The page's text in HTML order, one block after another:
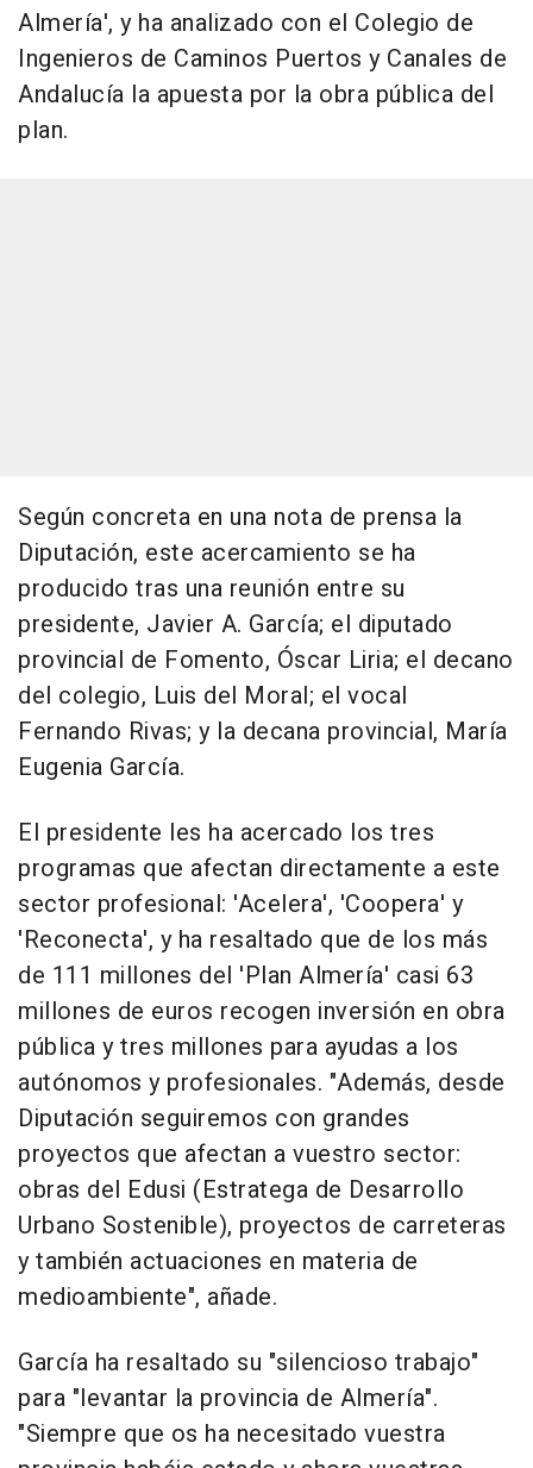
Almería', y ha analizado con el Colegio de
Ingenieros de Caminos Puertos y Canales de
Andalucía la apuesta por la obra pública del
plan.
Según concreta en una nota de prensa la
Diputación, este acercamiento se ha
producido tras una reunión entre su
presidente, Javier A. García; el diputado
provincial de Fomento, Óscar Liria; el decano
del colegio, Luis del Moral; el vocal
Fernando Rivas; y la decana provincial, María
Eugenia García.
El presidente les ha acercado los tres
programas que afectan directamente a este
sector profesional: 'Acelera', 'Coopera' y
'Reconecta', y ha resaltado que de los más
de 111 millones del 'Plan Almería' casi 63
millones de euros recogen inversión en obra
pública y tres millones para ayudas a los
autónomos y profesionales. "Además, desde
Diputación seguiremos con grandes
proyectos que afectan a vuestro sector:
obras del Edusi (Estratega de Desarrollo
Urbano Sostenible), proyectos de carreteras
y también actuaciones en materia de
medioambiente", añade.
García ha resaltado su "silencioso trabajo"
para "levantar la provincia de Almería".
"Siempre que os ha necesitado vuestra